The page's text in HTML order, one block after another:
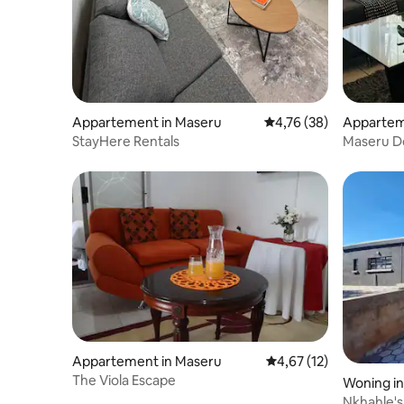
Appartement in Maseru Gemiddelde
4,76 (38)
StayHere Rentals
Maseru
Appartement in Maseru Gemiddelde
4,67 (12)
The Viola Escape
Woning